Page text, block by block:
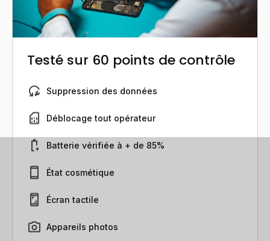
Testé sur 60 points de contrôle
Suppression des données
Déblocage tout opérateur
Batterie vérifiée à + de 85%
État cosmétique
Écran tactile
Appareils photos